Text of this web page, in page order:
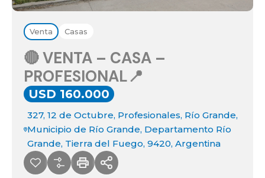
Venta Casas
🔴 VENTA – CASA –
PROFESIONAL📍
USD 160.000
327, 12 de Octubre, Profesionales, Río Grande,
Municipio de Río Grande, Departamento Río
Grande, Tierra del Fuego, 9420, Argentina